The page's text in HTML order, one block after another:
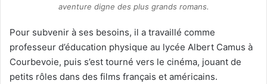
aventure digne des plus grands romans.
Pour subvenir à ses besoins, il a travaillé comme
professeur d’éducation physique au lycée Albert Camus à
Courbevoie, puis s’est tourné vers le cinéma, jouant de
petits rôles dans des films français et américains.